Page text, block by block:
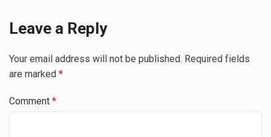
Leave a Reply
Your email address will not be published. Required fields
are marked *
Comment *